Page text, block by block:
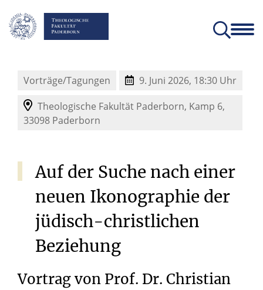
Vorträge/Tagungen
9. Juni 2026, 18:30 Uhr
Theologische Fakultät Paderborn, Kamp 6,
33098 Paderborn
Auf der Suche nach einer
neuen Ikonographie der
jüdisch-christlichen
Beziehung
Vortrag von Prof. Dr. Christian